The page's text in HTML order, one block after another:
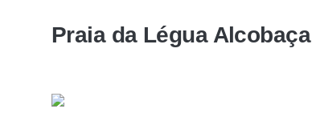
Praia da Légua Alcobaça